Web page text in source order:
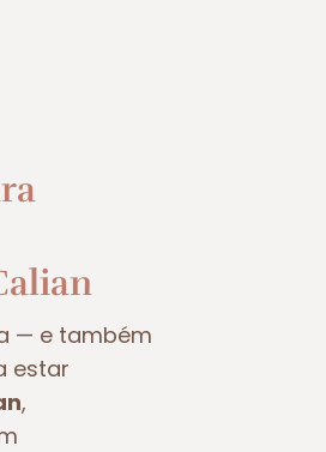
— e também
estar
,